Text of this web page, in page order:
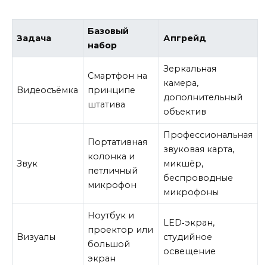
Задача
Базовый
набор
Апгрейд
Видеосъёмка
Смартфон на
принципе
штатива
Зеркальная
камера,
дополнительный
объектив
Звук
Портативная
колонка и
петличный
микрофон
Профессиональная
звуковая карта,
микшёр,
беспроводные
микрофоны
Визуалы
Ноутбук и
проектор или
большой
экран
LED‑экран,
студийное
освещение